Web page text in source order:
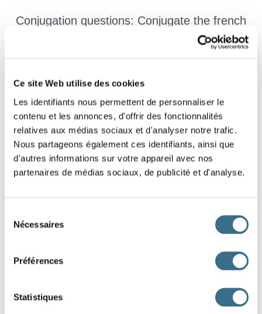
Ce site Web utilise des cookies
Les identifiants nous permettent de personnaliser le
contenu et les annonces, d'offrir des fonctionnalités
relatives aux médias sociaux et d'analyser notre trafic.
Nous partageons également ces identifiants, ainsi que
d'autres informations sur votre appareil avec nos
partenaires de médias sociaux, de publicité et d'analyse.
Nécessaires
Préférences
Statistiques
Conjugation questions: Conjugate the french
with future present conditional
click here!
Question 1.
pouvoir - Conditionnel Présent
vous
Question 2.
pouvoir - Conditionnel Présent